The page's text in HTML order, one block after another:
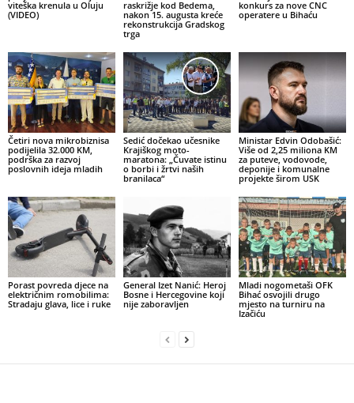
viteška krenula u Oluju
(VIDEO)
raskrižje kod Bedema,
nakon 15. augusta kreće
rekonstrukcija Gradskog
trga
konkurs za nove CNC
operatere u Bihaću
Četiri nova mikrobiznisa
podijelila 32.000 KM,
podrška za razvoj
poslovnih ideja mladih
Sedić dočekao učesnike
Krajiškog moto-
maratona: „Čuvate istinu
o borbi i žrtvi naših
branilaca“
Ministar Edvin Odobašić:
Više od 2,25 miliona KM
za puteve, vodovode,
deponije i komunalne
projekte širom USK
Porast povreda djece na
električnim romobilima:
Stradaju glava, lice i ruke
General Izet Nanić: Heroj
Bosne i Hercegovine koji
nije zaboravljen
Mladi nogometaši OFK
Bihać osvojili drugo
mjesto na turniru na
Izačiću